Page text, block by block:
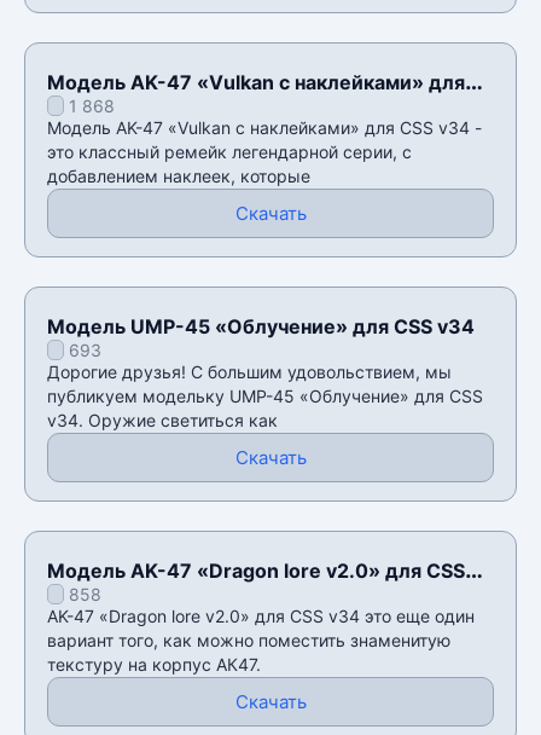
Модель AK-47 «Vulkan с наклейками» для
CSS v34
1 868
Модель AK-47 «Vulkan с наклейками» для CSS v34 -
это классный ремейк легендарной серии, с
добавлением наклеек, которые
Скачать
Модель UMP-45 «Облучение» для CSS v34
693
Дорогие друзья! С большим удовольствием, мы
публикуем модельку UMP-45 «Облучение» для CSS
v34. Оружие светиться как
Скачать
Модель AK-47 «Dragon lore v2.0» для CSS
v34858
AK-47 «Dragon lore v2.0» для CSS v34 это еще один
вариант того, как можно поместить знаменитую
текстуру на корпус АК47.
Скачать